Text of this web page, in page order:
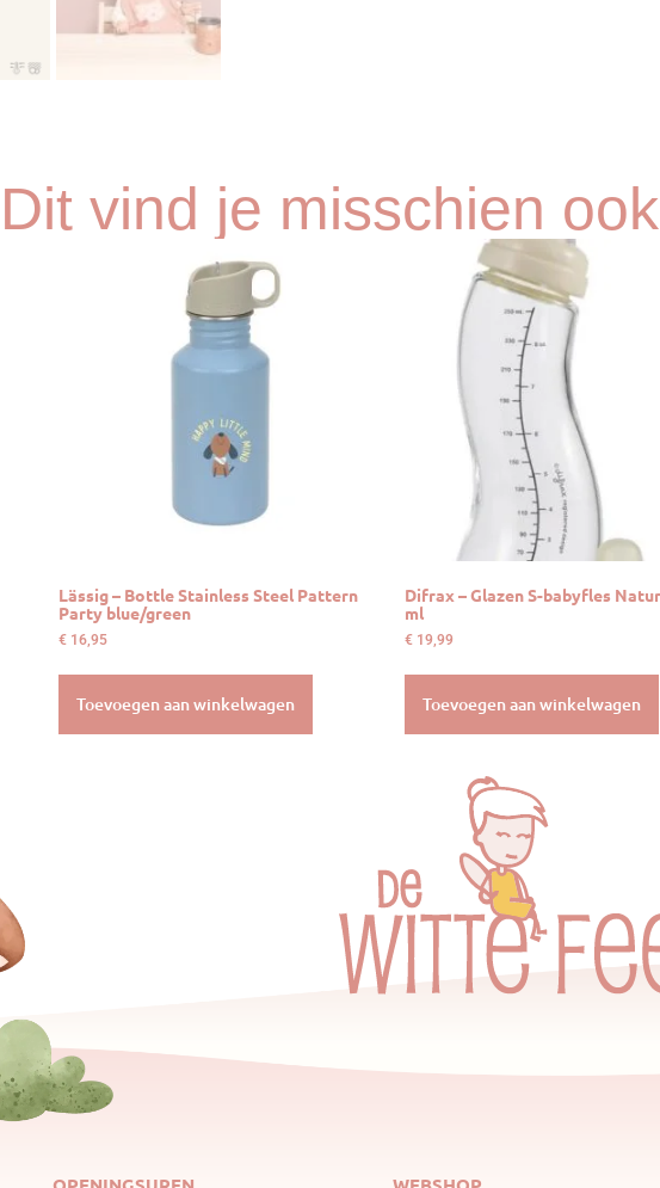
Dit vind je misschien
Lässig – Bottle Stainless Steel Pattern
Party blue/green
€ 16,95
Toevoegen aan winkelwagen
Difrax – Glazen S-babyfles
ml
€ 19,99
Toevoegen aan winkelwagen